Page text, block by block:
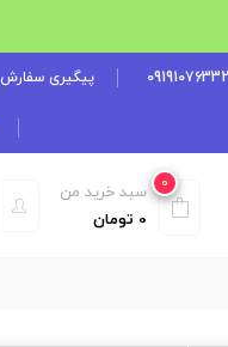
پیگیری سفارش
0
سبد خرید من
0 تومان